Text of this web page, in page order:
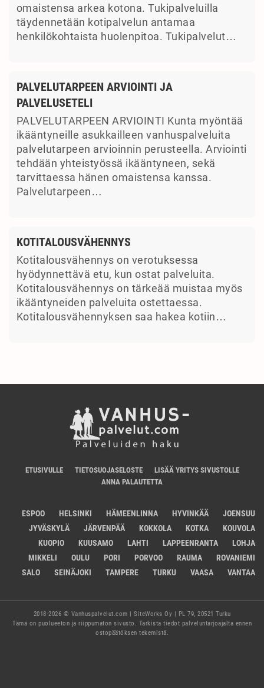
omaistensa arkea kotona. Tukipalveluilla
täydennetään kotipalvelun antamaa
henkilökohtaista huolenpitoa. Tukipalvelut…
PALVELUTARPEEN ARVIOINTI JA
PALVELUSETELI
PALVELUTARPEEN ARVIOINTI Kunta myöntää
ikääntyneille asukkailleen vanhuspalveluita
palvelutarpeen arvioinnin perusteella. Arviointi
tehdään yhteistyössä ikääntyneen, sekä
tarvittaessa hänen omaistensa kanssa.
Palvelutarpeen…
KOTITALOUSVÄHENNYS
Kotitalousvähennys on verotuksessa
hyödynnettävä etu, kun ostat palveluita.
Kotitalousvähennys on tärkeää muistaa myös
ikääntyneiden palveluita ostettaessa.
Kotitalousvähennyksen saa hakea kotiin…
ETUSIVULLE TIETOSUOJASELOSTE
LISÄÄ YRITYS SIVUSTOLLE
ANNA PALAUTETTA
ESPOO HELSINKI HÄMEENLINNA HYVINKÄÄ
JOENSUU
JYVÄSKYLÄ
JÄRVENPÄÄ KOKKOLA KOTKA
KOUVOLA
KUOPIO
KUUSAMO LAHTI LAPPEENRANTA
LOHJA
MIKKELI
OULU PORI PORVOO RAUMA
ROVANIEMI
SALO
SEINÄJOKI TAMPERE TURKU VAASA VANTAA
2018-2026 © Vanhuspalvelut.com | SiteWorks Oy | PL 79, 20521 Turku
Tämä on puolueeton ja riippumaton sivusto. Tarkista tiedot palveluntarjoajalta ennen
ostopäätöksen tekemistä.